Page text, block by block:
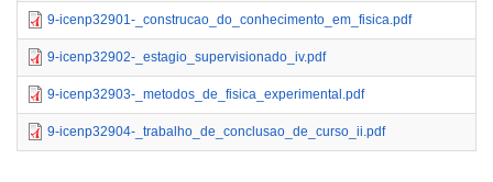
9-icenp32901-_construcao_do_conhecimento_em_fisica.pdf
9-icenp32902-_estagio_supervisionado_iv.pdf
9-icenp32903-_metodos_de_fisica_experimental.pdf
9-icenp32904-_trabalho_de_conclusao_de_curso_ii.pdf